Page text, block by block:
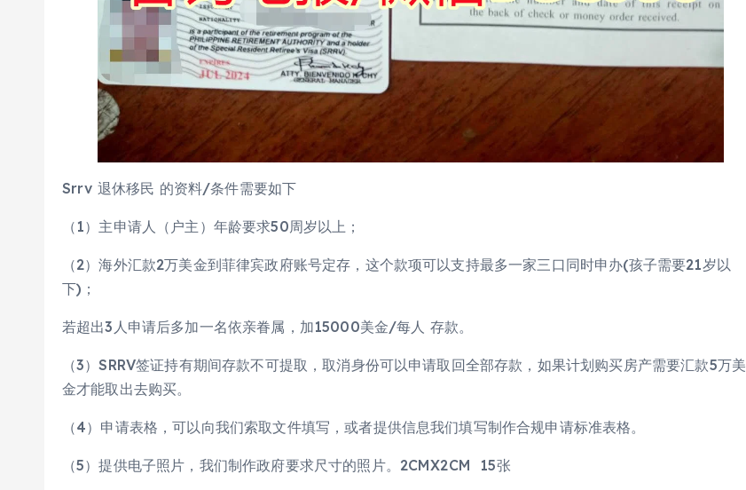
Srrv 退休移民 的资料/条件需要如下
（1）主申请人（户主）年龄要求50周岁以上；
（2）海外汇款2万美金到菲律宾政府账号定存，这个款项可以支持最多一家三口同时申办(孩子需要21岁以
下)；
若超出3人申请后多加一名依亲眷属，加15000美金/每人 存款。
（3）SRRV签证持有期间存款不可提取，取消身份可以申请取回全部存款，如果计划购买房产需要汇款5万美
金才能取出去购买。
（4）申请表格，可以向我们索取文件填写，或者提供信息我们填写制作合规申请标准表格。
（5）提供电子照片，我们制作政府要求尺寸的照片。2CMX2CM 15张